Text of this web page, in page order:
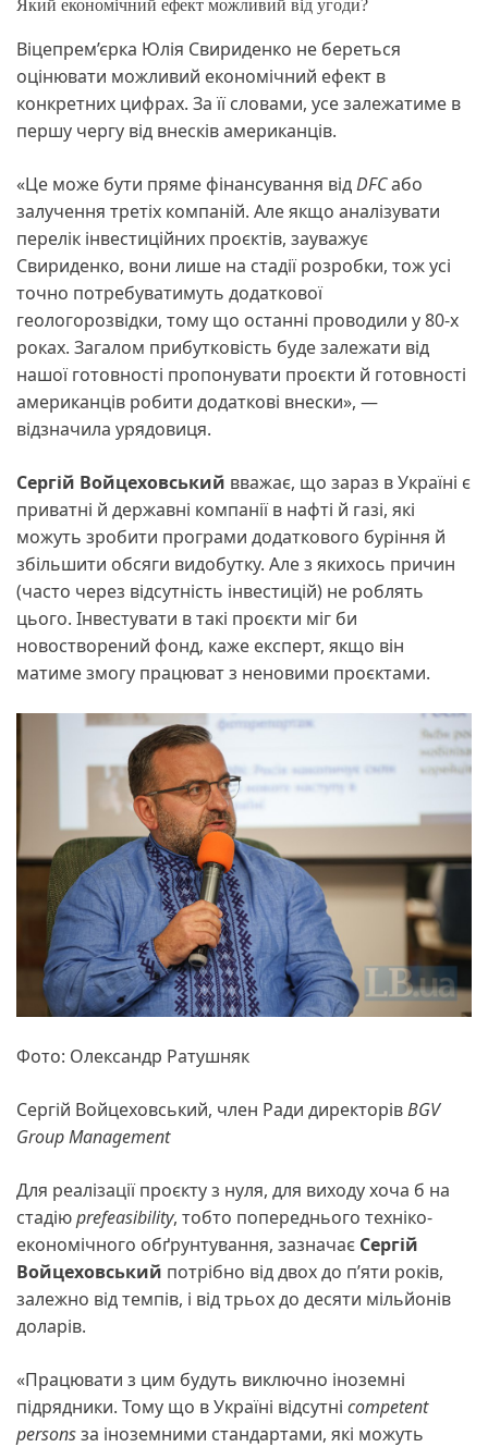
Який економічний ефект можливий від угоди?
Віцепрем’єрка Юлія Свириденко не береться
оцінювати можливий економічний ефект в
конкретних цифрах. За її словами, усе залежатиме в
першу чергу від внесків американців.
«Це може бути пряме фінансування відDFCабо
залучення третіх компаній. Але якщо аналізувати
перелік інвестиційних проєктів, зауважує
Свириденко, вони лише на стадії розробки, тож усі
точно потребуватимуть додаткової
геологорозвідки, тому що останні проводили у 80-х
роках. Загалом прибутковість буде залежати від
нашої готовності пропонувати проєкти й готовності
американців робити додаткові внески», —
відзначила урядовиця.
Сергій Войцеховський вважає, що зараз в Україні є
приватні й державні компанії в нафті й газі, які
можуть зробити програми додаткового буріння й
збільшити обсяги видобутку. Але з якихось причин
(часто через відсутність інвестицій) не роблять
цього. Інвестувати в такі проєкти міг би
новостворений фонд, каже експерт, якщо він
матиме змогу працюват з неновими проєктами.
Фото: Олександр Ратушняк
Сергій Войцеховський, член Ради директорівBGV
Group Management
Для реалізації проєкту з нуля, для виходу хоча б на
стадіюprefeasibility, тобто попереднього техніко-
економічного обґрунтування, зазначає Сергій
Войцеховський потрібно від двох до п’яти років,
залежно від темпів, і від трьох до десяти мільйонів
доларів.
«Працювати з цим будуть виключно іноземні
підрядники. Тому що в Україні відсутні competent
personsза іноземними стандартами, які можуть